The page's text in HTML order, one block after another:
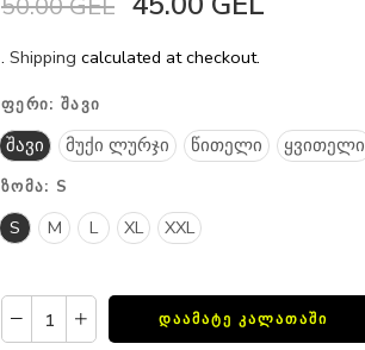
. Shipping calculated at checkout.
ᲤᲔᲠᲘ: ᲨᲐᲕᲘ
შავი მუქი ლურჯი წითელი ყვითელი
ᲖᲝᲛᲐ: S
S M L XL XXL
ᲓᲐᲐᲛᲐᲢᲔ ᲙᲐᲚᲐᲗᲐᲨᲘ